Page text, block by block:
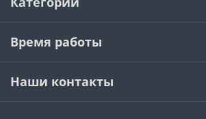
Время работы
Наши контакты